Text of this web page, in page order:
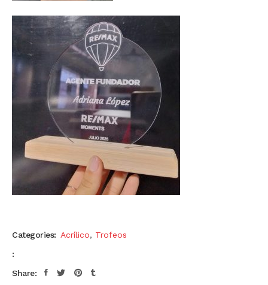
Categories: Acrílico, Trofeos
:
Share: